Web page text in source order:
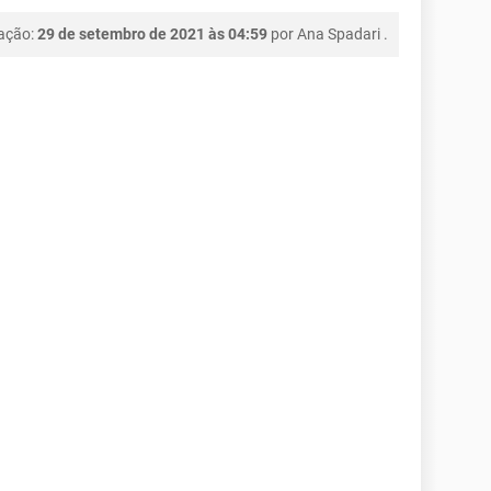
29 de setembro de 2021 às 04:59 porAna Spadari .